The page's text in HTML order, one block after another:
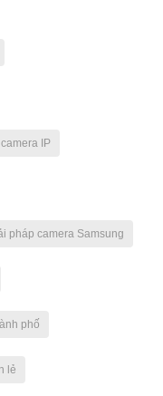
IP
pháp camera Samsung
phố
lẻ